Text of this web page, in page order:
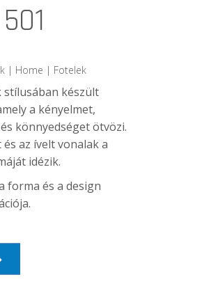
| Home | Fotelek
stílusában készült
a kényelmet,
könnyedséget ötvözi.
az ívelt vonalak a
idézik.
forma és a design